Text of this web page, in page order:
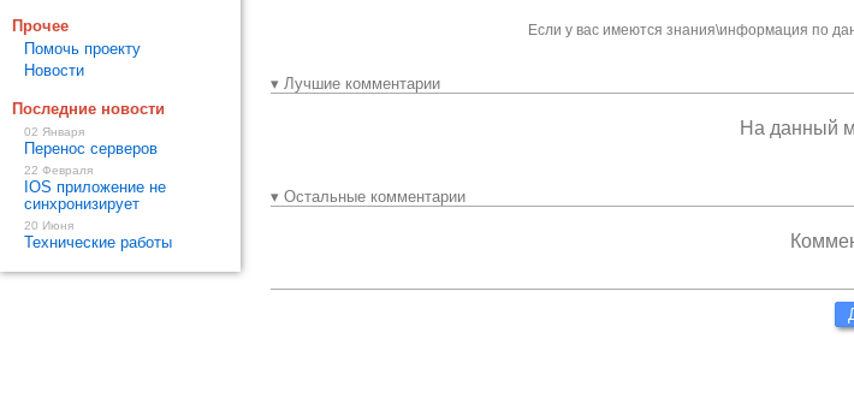
Если у вас имеются знания\информация по
▾ Лучшие комментарии
На данный
▾ Остальные комментарии
Прочее
Помочь проекту
Новости
Последние новости
02 Января
Перенос серверов
22 Февраля
IOS приложение не
синхронизирует
20 Июня
Технические работы